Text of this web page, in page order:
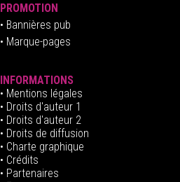
PROMOTION
• Bannières pub
• Marque-pages
INFORMATIONS
• Mentions légales
• Droits d'auteur1
• Droits d'auteur 2
• Droits de diffusion
• Charte graphique
• Crédits
• Partenaires